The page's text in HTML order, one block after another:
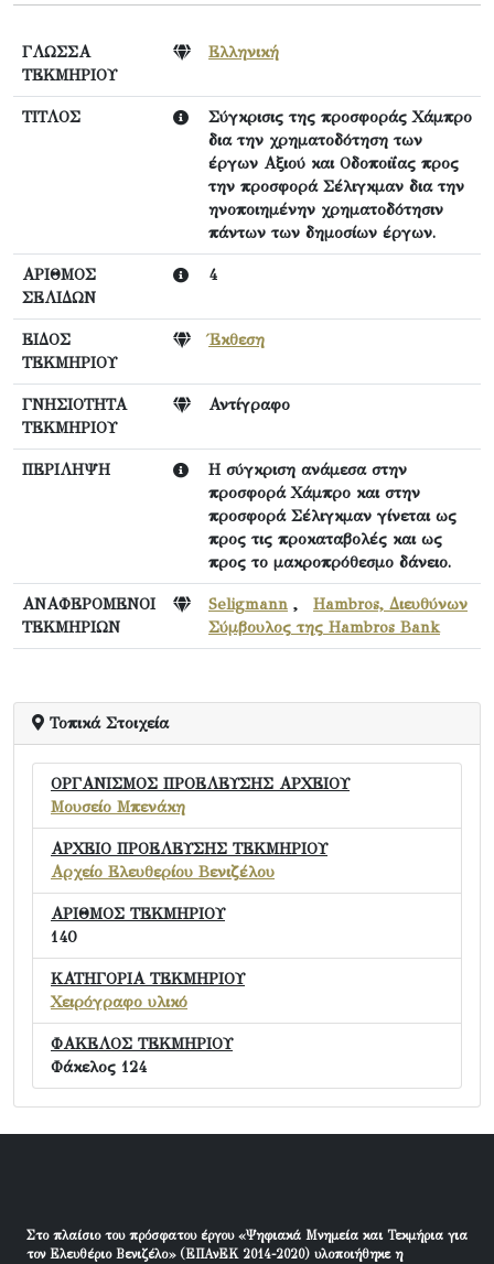
ΓΛΩΣΣΑ
ΤΕΚΜΗΡΙΟΥ
Ελληνική
ΤΙΤΛΟΣ
Σύγκρισις της προσφοράς Χάμπρο
δια την χρηματοδότηση των
έργων Αξιού και Οδοποιΐας προς
την προσφορά Σέλιγκμαν δια την
ηνοποιημένην χρηματοδότησιν
πάντων των δημοσίων έργων.
ΑΡΙΘΜΟΣ
ΣΕΛΙΔΩΝ
4
ΕΙΔΟΣ
ΤΕΚΜΗΡΙΟΥ
Έκθεση
ΓΝΗΣΙΟΤΗΤΑ
ΤΕΚΜΗΡΙΟΥ
Αντίγραφο
ΠΕΡΙΛΗΨΗ
Η σύγκριση ανάμεσα στην
προσφορά Χάμπρο και στην
προσφορά Σέλιγκμαν γίνεται ως
προς τις προκαταβολές και ως
προς το μακροπρόθεσμο δάνειο.
ΑΝΑΦΕΡΟΜΕΝΟΙ
ΤΕΚΜΗΡΙΩΝ
Seligmann , Hambros, Διευθύνων
Σύμβουλος της Hambros Bank
Τοπικά Στοιχεία
ΟΡΓΑΝΙΣΜΟΣ ΠΡΟΕΛΕΥΣΗΣ ΑΡΧΕΙΟΥ
Μουσείο Μπενάκη
ΑΡΧΕΙΟ ΠΡΟΕΛΕΥΣΗΣ ΤΕΚΜΗΡΙΟΥ
Αρχείο Ελευθερίου Βενιζέλου
ΑΡΙΘΜΟΣ ΤΕΚΜΗΡΙΟΥ
140
ΚΑΤΗΓΟΡΙΑ ΤΕΚΜΗΡΙΟΥ
Χειρόγραφο υλικό
ΦΑΚΕΛΟΣ ΤΕΚΜΗΡΙΟΥ
Φάκελος 124
Στο πλαίσιο του πρόσφατου έργου «Ψηφιακά Μνημεία και Τεκμήρια για
τον Ελευθέριο Βενιζέλο» (ΕΠΑνΕΚ 2014-2020) υλοποιήθηκε η